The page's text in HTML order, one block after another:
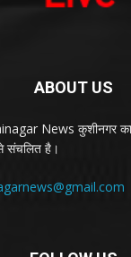
ABOUT US
News कुशीनगर
संचलित है।